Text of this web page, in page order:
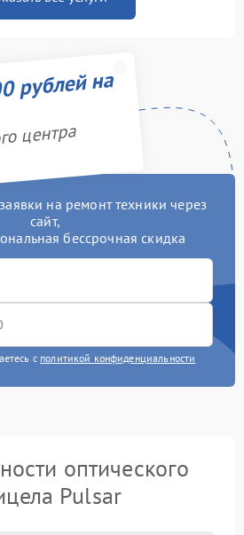
рублей на
центра
на ремонт техники через
сайт,
бессрочная скидка
с политикой конфиденциальности
оптического
Pulsar